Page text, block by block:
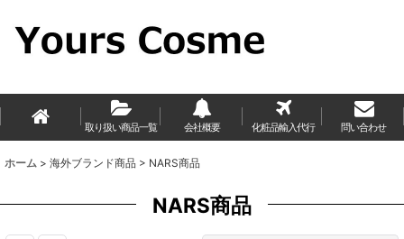
取り扱い商品一覧 会社概要 化粧品輸入代行 問い合わせ
ホーム > 海外ブランド商品 > NARS商品
NARS商品